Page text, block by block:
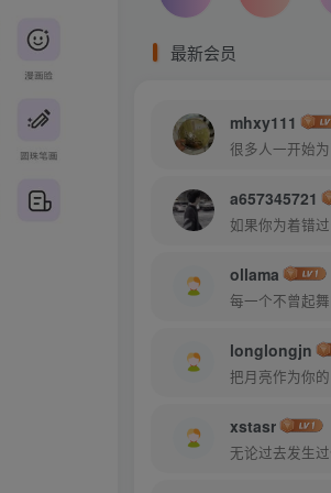
最新会员
mhxy111
a657345721
ollama
longlongjn
xstasr